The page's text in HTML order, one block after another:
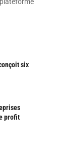
six
profit